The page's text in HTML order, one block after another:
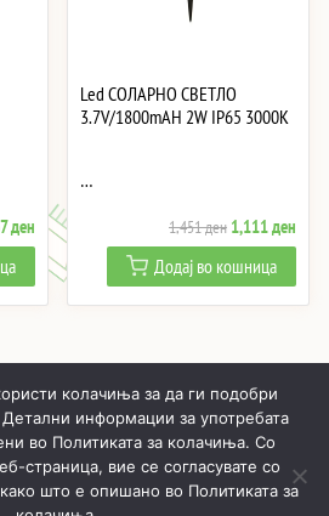
ден.
денCurrent
price
is:
1,367 ден.
Led СОЛАРНО СВЕТЛО
3.7V/1800mAH 2W IP65 3000K
…
1,451ден Original
price
was:
1,451 ден.
1,111ден
price
is:
Додај во кошница
МОЈ ПРОФИЛ
КОШНИЧКА
колачиња за да ги подобри
информации за употребата
во Политиката за колачиња. Со
страница, вие се согласувате со
што е опишано во Политиката за